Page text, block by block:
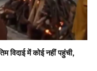
विदाई में कोई नहीं पहुंची,